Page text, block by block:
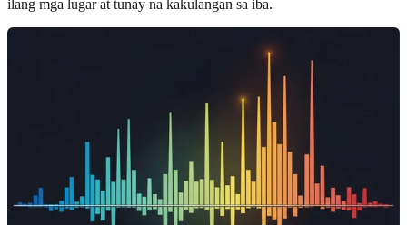
ilang mga lugar at tunay na kakulangan sa iba.